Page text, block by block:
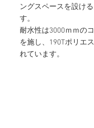
ングスペースを設け
す。
耐水性は3000ｍｍの
を施し、190Tポリエ
れています。